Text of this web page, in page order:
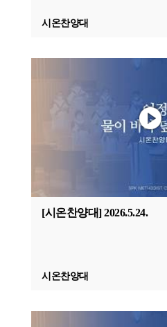
시온찬양대
[시온찬양대] 2026.5.24.
시온찬양대